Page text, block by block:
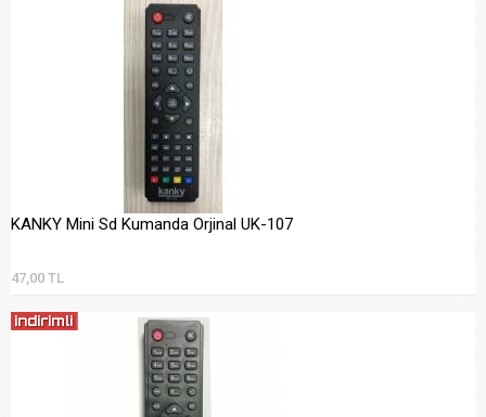
KANKY Mini Sd Kumanda Orjinal UK-107
47,00 TL